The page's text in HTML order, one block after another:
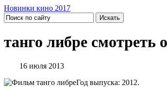
Новинки кино 2017
танго либре смотреть
16 июля 2013
Год выпуска: 2012.